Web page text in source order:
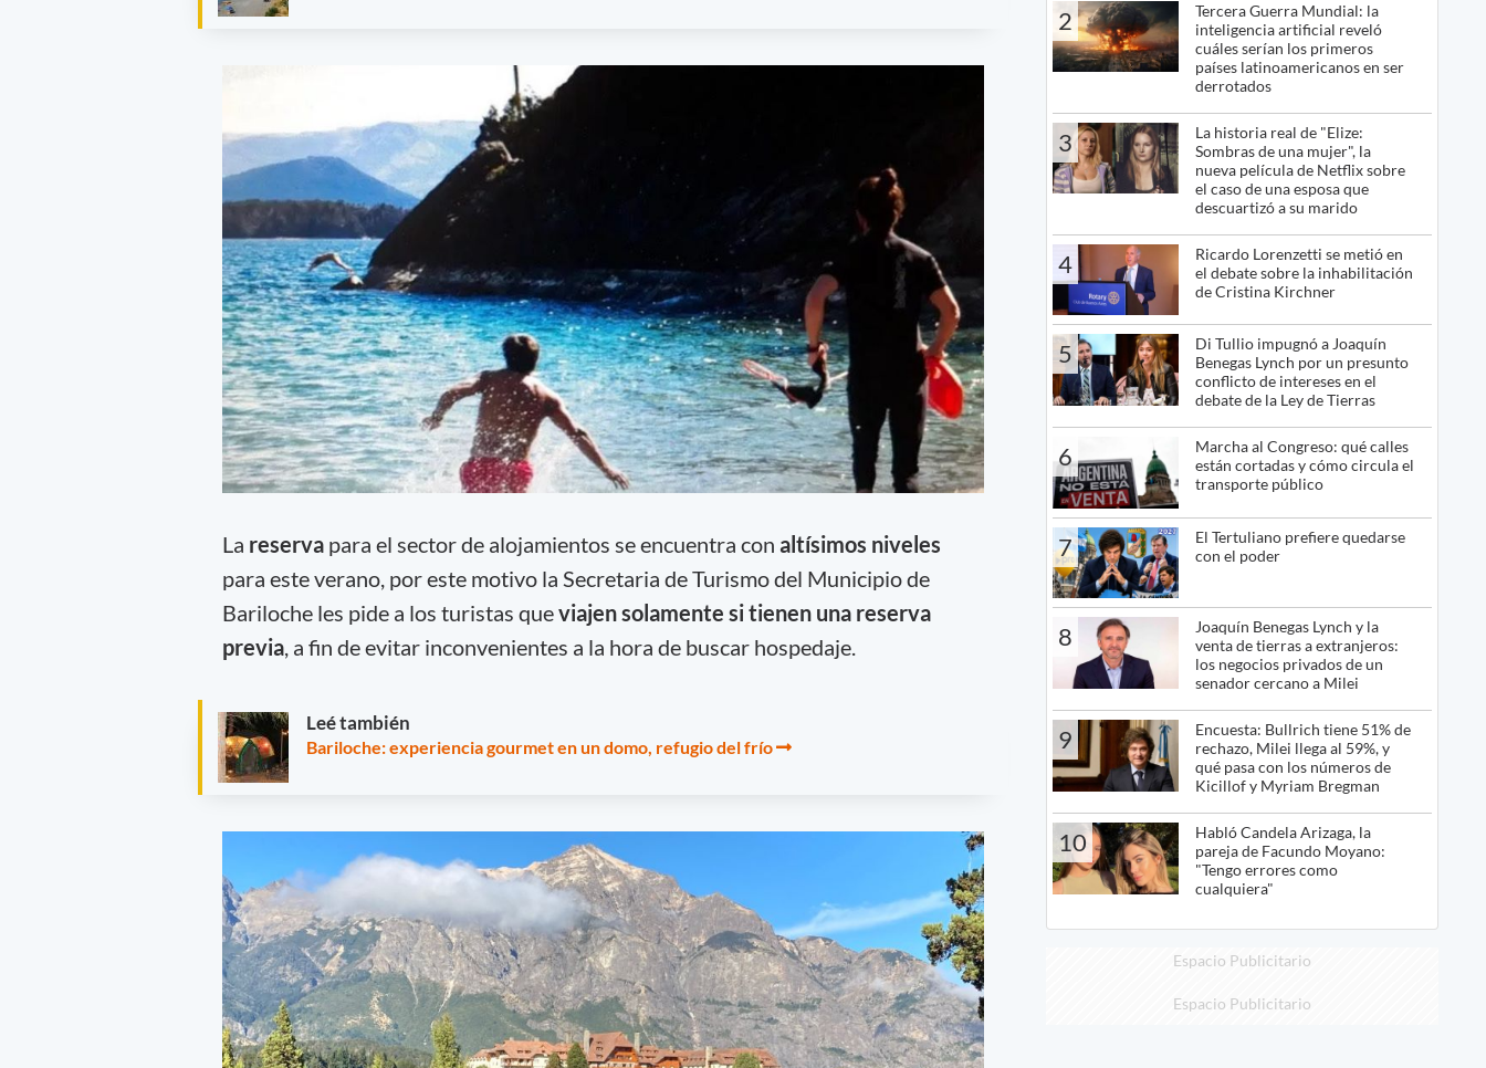
La reserva para el sector de alojamientos se encuentra con altísimos niveles
para este verano, por este motivo la Secretaria de Turismo del Municipio de
Bariloche les pide a los turistas queviajen solamente si tienen una reserva
previa, a fin de evitar inconvenientes a la hora de buscar hospedaje.
Leé también
Bariloche: experiencia gourmet en un domo, refugio del frío
2
Tercera Guerra Mundial: la
inteligencia artificial reveló
cuáles serían los primeros
países latinoamericanos en ser
derrotados
3
La historia real de "Elize:
Sombras de una mujer", la
nueva película de Netflix sobre
el caso de una esposa que
descuartizó a su marido
4
Ricardo Lorenzetti se metió en
el debate sobre la inhabilitación
de Cristina Kirchner
5
Di Tullio impugnó a Joaquín
Benegas Lynch por un presunto
conflicto de intereses en el
debate de la Ley de Tierras
6
Marcha al Congreso: qué calles
están cortadas y cómo circula el
transporte público
7
El Tertuliano prefiere quedarse
con el poder
8
Joaquín Benegas Lynch y la
venta de tierras a extranjeros:
los negocios privados de un
senador cercano a Milei
9
Encuesta: Bullrich tiene 51% de
rechazo, Milei llega al 59%, y
qué pasa con los números de
Kicillof y Myriam Bregman
10
Habló Candela Arizaga, la
pareja de Facundo Moyano:
"Tengo errores como
cualquiera"
Espacio Publicitario
Espacio Publicitario